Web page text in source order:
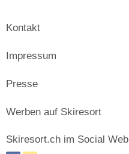
Kontakt
Impressum
Presse
Werben auf Skiresort
Skiresort.ch im Social Web